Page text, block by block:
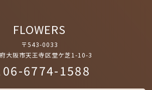
FLOWERS
〒543-0033
大阪市天王寺区堂ケ芝1-10-3
06-6774-1588